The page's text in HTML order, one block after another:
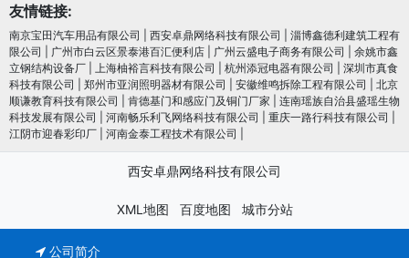
友情链接:
南京宝田汽车用品有限公司 西安卓鼎网络科技有限公司
淄博鑫德利建筑工程有
限公司
广州市白云区景泰港百汇便利店 广州云盛电子商务有限公司
余姚市鑫
立钢结构设备厂
上海柚裕言科技有限公司 杭州添冠电器有限公司
深圳市真食
科技有限公司
郑州市亚润照明器材有限公司 安徽维鸣拆除工程有限公司
北京
顺谦教育科技有限公司
肯德基门和感应门及铜门厂家
连南瑶族自治县盛瑶生物
科技发展有限公司
河南畅乐利飞网络科技有限公司 重庆一路行科技有限公司
江阴市迎春彩印厂
河南金泰工程技术有限公司
西安卓鼎网络科技有限公司
XML地图 百度地图 城市分站
公司简介